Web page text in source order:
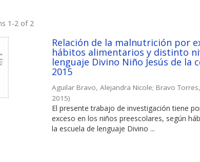
1-2 of 2
Relación de la malnutrición por
hábitos alimentarios y distinto
lenguaje Divino Niño Jesús de la
2015
Aguilar Bravo, Alejandra Nicole; Bravo
2015)
El presente trabajo de investigación tiene
exceso en los niños preescolares, según
la escuela de lenguaje Divino ...